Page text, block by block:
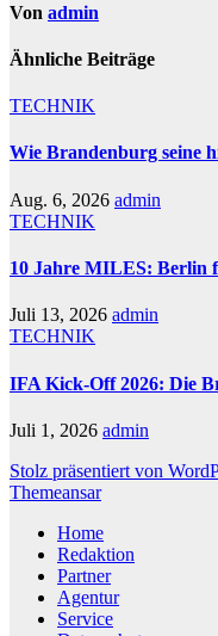
Von admin
Ähnliche Beiträge
TECHNIK
Wie Brandenburg seine
Aug. 6, 2026 admin
TECHNIK
10 Jahre MILES: Berlin
Juli 13, 2026 admin
TECHNIK
IFA Kick-Off 2026: Die
Juli 1, 2026 admin
Stolz präsentiert von
Themeansar
Home
Redaktion
Partner
Agentur
Service